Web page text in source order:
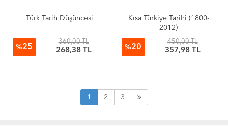
Türk Tarih Düşüncesi
%25
360,00 TL
268,38 TL
Kısa Türkiye Tarihi (1800-
2012)
%20
450,00 TL
357,98 TL
1 2 3